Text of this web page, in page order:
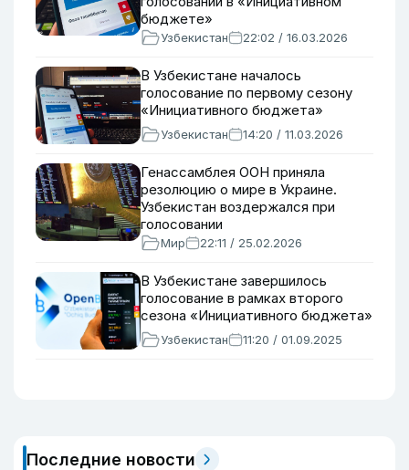
бюджете»
Узбекистан 22:02 / 16.03.2026
В Узбекистане началось
голосование по первому сезону
«Инициативного бюджета»
Узбекистан 14:20 / 11.03.2026
Генассамблея ООН приняла
резолюцию о мире в Украине.
Узбекистан воздержался при
голосовании
Мир 22:11 / 25.02.2026
В Узбекистане завершилось
голосование в рамках второго
сезона «Инициативного бюджета»
Узбекистан 11:20 / 01.09.2025
Последние новости